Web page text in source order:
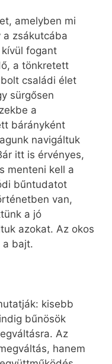
amelyben mi
a zsákutcába
fogant
a tönkretett
családi élet
sürgősen
a
bárányként
navigáltuk
itt is érvényes,
menteni kell a
bűntudatot
van,
a jó
azokat. Az okos
a bajt.
kisebb
bűnösök
Az
hanem